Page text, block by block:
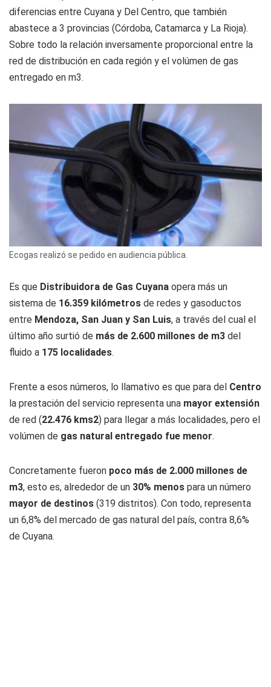
diferencias entre Cuyana y Del Centro, que también
abastece a 3 provincias (Córdoba, Catamarca y La Rioja).
Sobre todo la relación inversamente proporcional entre la
red de distribución en cada región y el volúmen de gas
entregado en m3.
Ecogas realizó se pedido en audiencia pública.
Es que Distribuidora de Gas Cuyana opera más un
sistema de 16.359 kilómetros de redes y gasoductos
entre Mendoza, San Juan y San Luis, a través del cual el
último año surtió de más de 2.600 millones de m3 del
fluido a 175 localidades.
Frente a esos números, lo llamativo es que para del Centro
la prestación del servicio representa una mayor extensión
de red (22.476 kms2) para llegar a más localidades, pero el
volúmen de gas natural entregado fue menor.
Concretamente fueron poco más de 2.000 millones de
m3, esto es, alrededor de un 30% menos para un número
mayor de destinos (319 distritos). Con todo, representa
un 6,8% del mercado de gas natural del país, contra 8,6%
de Cuyana.